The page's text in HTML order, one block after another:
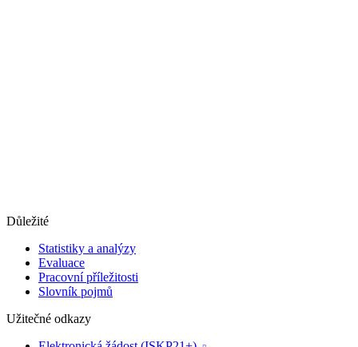
Důležité
Statistiky a analýzy
Evaluace
Pracovní příležitosti
Slovník pojmů
Užitečné odkazy